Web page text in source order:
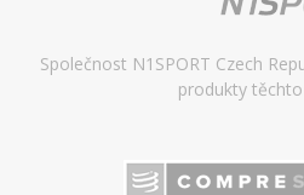
Společnost N1SPORT Czech
produkty